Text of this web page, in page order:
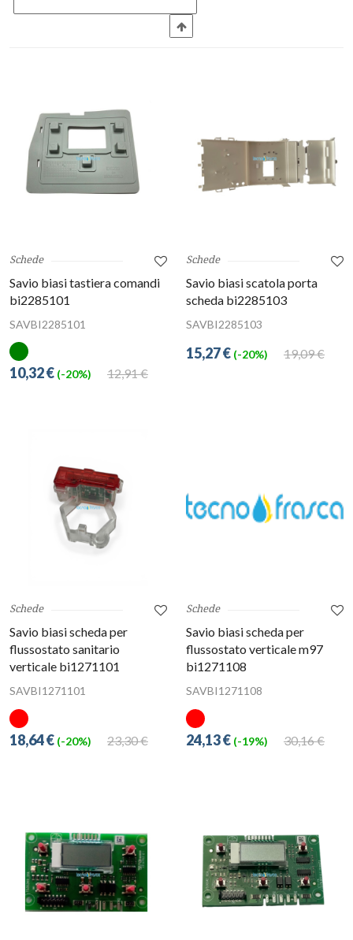
Schede
Savio biasi tastiera comandi
bi2285101
SAVBI2285101
12,91 €
10,32 € (-20%)
Schede
Savio biasi scatola porta
scheda bi2285103
SAVBI2285103
19,09 €
15,27 € (-20%)
Schede
Savio biasi scheda per
flussostato sanitario
verticale bi1271101
SAVBI1271101
23,30 €
18,64 € (-20%)
Schede
Savio biasi scheda per
flussostato verticale m97
bi1271108
SAVBI1271108
30,16 €
24,13 € (-19%)